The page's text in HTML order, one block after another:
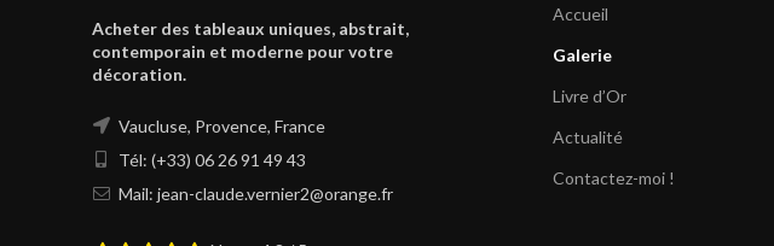
Acheter des tableaux uniques, abstrait,
contemporain et moderne pour votre
décoration.
Vaucluse, Provence, France
Tél: (+33) 06 26 91 49 43
Mail: jean-claude.vernier2@orange.fr
Accueil
Galerie
Livre d’Or
Actualité
Contactez-moi !